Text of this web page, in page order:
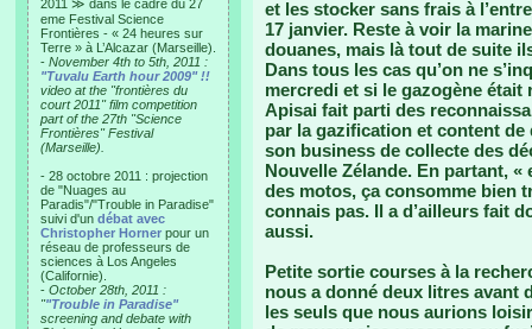
2011 ≫ dans le cadre du 27
eme Festival Science
Frontières - « 24 heures sur
Terre » à L’Alcazar (Marseille).
- November 4th to 5th, 2011 :
"Tuvalu Earth hour 2009" !!
video at the "frontières du
court 2011" film competition
part of the 27th "Science
Frontières" Festival
(Marseille).
- 28 octobre 2011 : projection
de "Nuages au
Paradis"/"Trouble in Paradise"
suivi d'un débat avec
Christopher Horner pour un
réseau de professeurs de
sciences à Los Angeles
(Californie).
- October 28th, 2011 :
""Trouble in Paradise"
screening and debate with
et les stocker sans frais à
17 janvier. Reste à voir la
douanes, mais là tout de suite
Dans tous les cas qu’on ne
mercredi et si le gazogène était
Apisai fait parti des
par la gazification et content
son business de collecte des
Nouvelle Zélande. En partant,
des motos, ça consomme bien
connais pas. Il a d’ailleurs fait
aussi.
Petite sortie courses à la
nous a donné deux litres avant
les seuls que nous aurions